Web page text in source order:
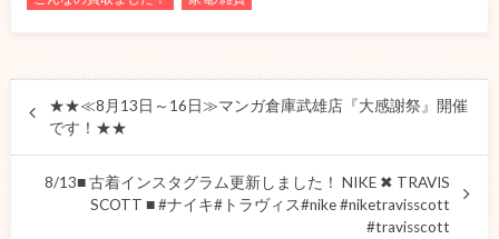
★★≪8月13日～16日≫マンガ倉庫武雄店『大感謝祭』開催
です！★★
8/13■ 古着インスタグラム更新しました！ NIKE ✖︎ TRAVIS
SCOTT ■ #ナイキ#トラヴィス#nike #niketravisscott
#travisscott